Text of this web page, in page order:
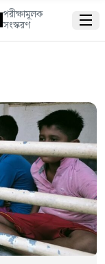
পরীক্ষামূলক
সংস্করণ 